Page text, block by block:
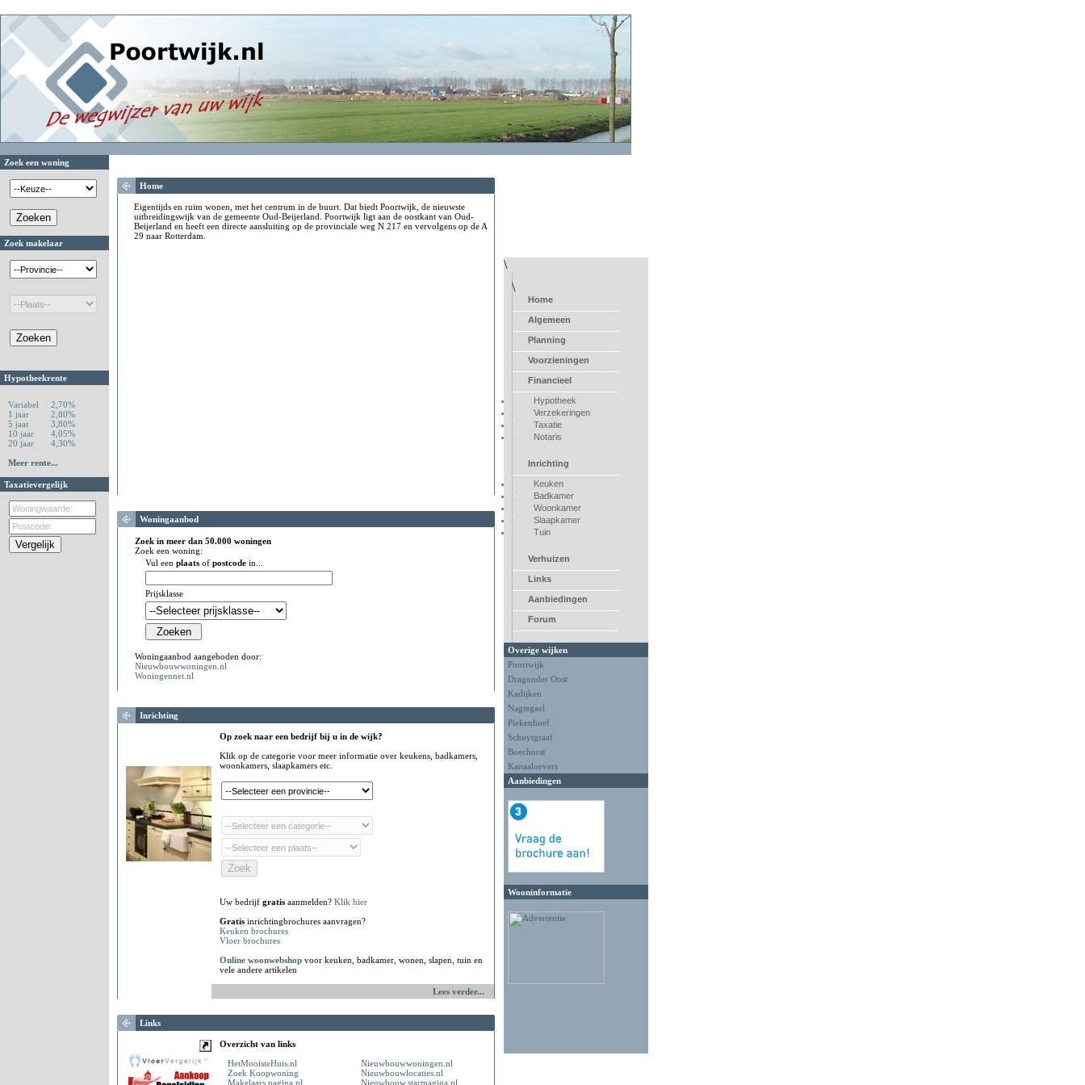
Zoek een woning
Zoek makelaar
Hypotheekrente
Variabel
2,70%
1 jaar
2,80%
5 jaar
3,80%
10 jaar
4,05%
20 jaar
4,30%
Meer rente...
Taxatievergelijk
Home
Eigentijds en ruim wonen, met het centrum in de buurt. Dat biedt Poortwijk, de nieuwste
uitbreidingswijk van de gemeente Oud-Beijerland. Poortwijk ligt aan de oostkant van Oud-
Beijerland en heeft een directe aansluiting op de provinciale weg N 217 en vervolgens op de A
29 naar Rotterdam.
Woningaanbod
Zoek in meer dan 50.000 woningen
Zoek een woning:
Vul een plaats of postcode in...
Prijsklasse
Woningaanbod aangeboden door:
Nieuwbouwwoningen.nl
Woningennet.nl
Inrichting
Op zoek naar een bedrijf bij u in de wijk?
Klik op de categorie voor meer informatie over keukens, badkamers,
woonkamers, slaapkamers etc.
Uw bedrijf gratis aanmelden? Klik hier
Gratis inrichtingbrochures aanvragen?
Keuken brochures
Vloer brochures
Online woonwebshop voor keuken, badkamer, wonen, slapen, tuin en
vele andere artikelen
Lees verder...
Links
Overzicht van links
HetMooisteHuis.nl
Nieuwbouwwoningen.nl
Zoek Koopwoning
Nieuwbouwlocaties.nl
Makelaars.pagina.nl
Nieuwbouw.startpagina.nl
\
\
Home
Algemeen
Planning
Voorzieningen
Financieel
Hypotheek
Verzekeringen
Taxatie
Notaris
Inrichting
Keuken
Badkamer
Woonkamer
Slaapkamer
Tuin
Verhuizen
Links
Aanbiedingen
Forum
Overige wijken
Poortwijk
Dragonder Oost
Kadijken
Nagtegael
Piekenhoef
Schuytgraaf
Boechorst
Kanaaloevers
Aanbiedingen
Wooninformatie